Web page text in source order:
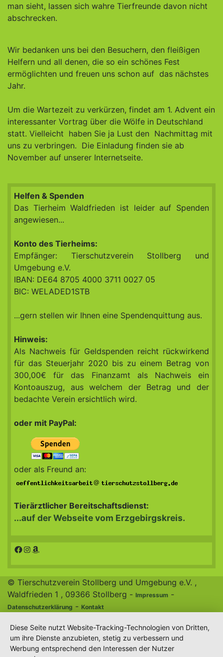
man sieht, lassen sich wahre Tierfreunde davon nicht
abschrecken.
Wir bedanken uns bei den Besuchern, den fleißigen
Helfern und all denen, die so ein schönes Fest
ermöglichten und freuen uns schon auf das nächstes
Jahr.
Um die Wartezeit zu verkürzen, findet am 1. Advent ein
interessanter Vortrag über die Wölfe in Deutschland
statt. Vielleicht haben Sie ja Lust den Nachmittag mit
uns zu verbringen. Die Einladung finden sie ab
November auf unserer Internetseite.
Helfen & Spenden
Das Tierheim Waldfrieden ist leider auf Spenden
angewiesen...
Konto des Tierheims:
Empfänger: Tierschutzverein Stollberg und
Umgebung e.V.
IBAN: DE64 8705 4000 3711 0027 05
BIC: WELADED1STB
...gern stellen wir Ihnen eine Spendenquittung aus.
Hinweis:
Als Nachweis für Geldspenden reicht rückwirkend
für das Steuerjahr 2020 bis zu einem Betrag von
300,00€ für das Finanzamt als Nachweis ein
Kontoauszug, aus welchem der Betrag und der
bedachte Verein ersichtlich wird.
oder mit PayPal:
oder als Freund an:
@
Tierärztlicher Bereitschaftsdienst:
...auf der Webseite vom Erzgebirgskreis.
Facebook
Instagram
Amazon
© Tierschutzverein Stollberg und Umgebung e.V. ,
Waldfrieden 1 , 09366 Stollberg - Impressum -
Datenschutzerklärung - Kontakt
Diese Seite nutzt Website-Tracking-Technologien von Dritten,
um ihre Dienste anzubieten, stetig zu verbessern und
Werbung entsprechend den Interessen der Nutzer